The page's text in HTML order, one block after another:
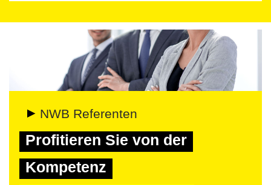
Akademie
NWB NEO
NWB Referenten
Profitieren Sie von der
Kompetenz